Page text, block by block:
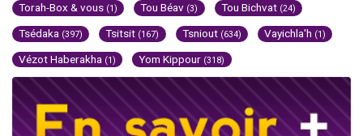
Torah-Box & vous (1) Tou Béav (3) Tou Bichvat (24)
Tsédaka (397) Tsitsit (167) Tsniout (634) Vayichla'h (1)
Vézot Haberakha (1) Yom Kippour (318)